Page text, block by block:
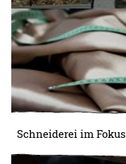
Schneiderei im Fokus